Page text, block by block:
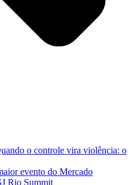
o controle vira violência: o
evento do Mercado
Rio Summit